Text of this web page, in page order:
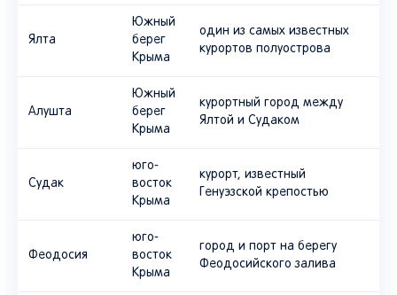
Ялта
Южный
берег
Крыма
один из самых известных
курортов полуострова
Алушта
Южный
берег
Крыма
курортный город между
Ялтой и Судаком
Судак
юго-
восток
Крыма
курорт, известный
Генуэзской крепостью
Феодосия
юго-
восток
Крыма
город и порт на берегу
Феодосийского залива